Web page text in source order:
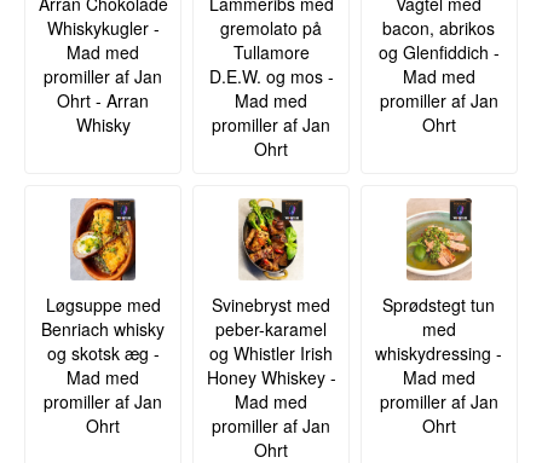
Whiskykugler -
Mad med
promiller af Jan
Ohrt - Arran
Whisky
gremolato på
Tullamore
D.E.W. og mos -
Mad med
promiller af Jan
Ohrt
bacon, abrikos
og Glenfiddich -
Mad med
promiller af Jan
Ohrt
Løgsuppe med
Benriach whisky
og skotsk æg -
Mad med
promiller af Jan
Ohrt
Svinebryst med
peber-karamel
og Whistler Irish
Honey Whiskey -
Mad med
promiller af Jan
Ohrt
Sprødstegt tun
med
whiskydressing -
Mad med
promiller af Jan
Ohrt